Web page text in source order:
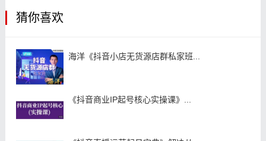
猜你喜欢
海洋《抖音小店无货源店群私家班...
《抖音商业IP起号核心实操课》...